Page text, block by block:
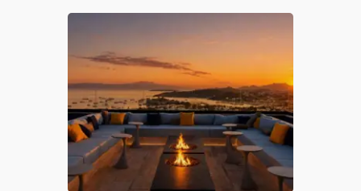
KÜLTÜR SANAT
HAKKIMDA
İLETIŞIM